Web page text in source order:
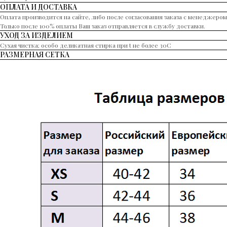
ОПЛАТА И ДОСТАВКА
Оплата производится на сайте, либо после согласования заказа с
Только после 100% оплаты Ваш заказ отправляется в службу доставки.
УХОД ЗА ИЗДЕЛИЕМ
Сухая чистка; особо деликатная стирка при t не более 30С
РАЗМЕРНАЯ СЕТКА